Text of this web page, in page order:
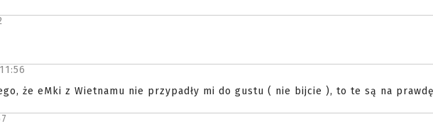
11:56
że eMki z Wietnamu nie przypadły mi do gustu ( nie bijcie ), to te są na